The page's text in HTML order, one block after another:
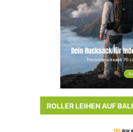
ROLLER LEIHEN AUF BALI